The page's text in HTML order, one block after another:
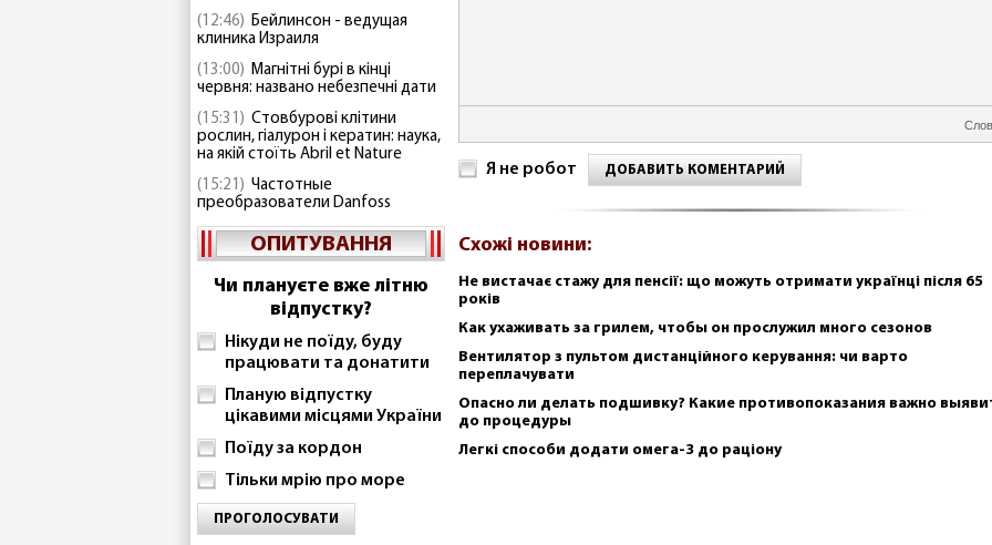
(12:46) Бейлинсон - ведущая
клиника Израиля
(13:00) Магнітні бурі в кінці
червня: названо небезпечні дати
(15:31) Стовбурові клітини
рослин, гіалурон і кератин: наука,
на якій стоїть Abril et Nature
(15:21) Частотные
преобразователи Danfoss
ОПИТУВАННЯ
Чи плануєте вже літню
відпустку?
Нікуди не поїду, буду
працювати та донатити
Планую відпустку
цікавими місцями України
Поїду за кордон
Тільки мрію про море
ПРОГОЛОСУВАТИ
Я не робот ДОБАВИТЬ КОМЕНТАРИЙ
Схожі новини:
Не вистачає стажу для пенсії: що можуть отримати українці після 65
років
Как ухаживать за грилем, чтобы он прослужил много сезонов
Вентилятор з пультом дистанційного керування: чи варто
переплачувати
Опасно ли делать подшивку? Какие противопоказания важно
до процедуры
Легкі способи додати омега-3 до раціону